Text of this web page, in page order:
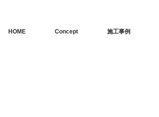
HOME Concept 施工事例